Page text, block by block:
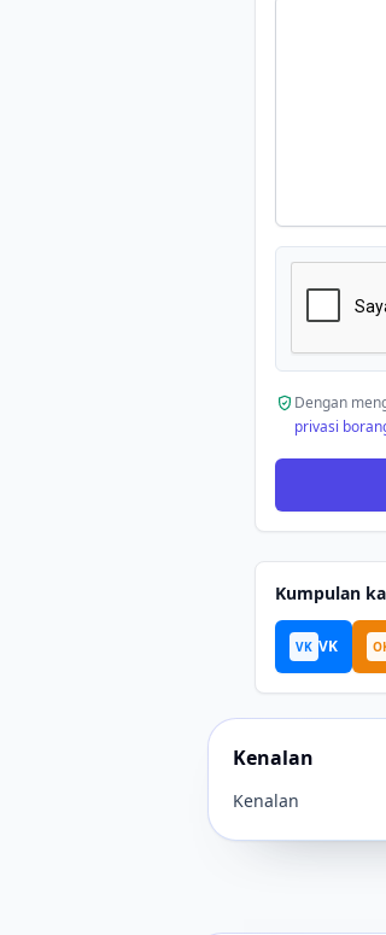
Dengan
privasi
Kumpulan
VK VK
Kenalan
Kenalan